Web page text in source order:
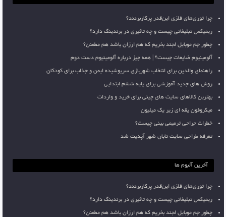
چرا توری‌های فلزی این‌قدر پرکاربردند؟
ریمیکس تبلیغاتی چیست و چه تاثیری در برندینگ دارد؟
چطور جم موبایل لجند بخریم که هم ارزان باشد هم مطمئن؟
آلومینیوم ضایعات چیست؟ | همه چیز درباره آلومینیوم دست دوم
راهنمای والدین برای انتخاب شهربازی سرپوشیده ایمن و جذاب برای کودکان
روش های جدید آموزشی برای پایه ششم ابتدایی
بهترین کالاهای سایت های چینی برای خرید و واردات
میکروفون یقه ای زیر یک میلیون
خطرات جراحی ترمیمی بینی چیست؟
تعرفه طراحی سایت تابان شهر آپدیت شد
آخرین آلبوم ها
چرا توری‌های فلزی این‌قدر پرکاربردند؟
ریمیکس تبلیغاتی چیست و چه تاثیری در برندینگ دارد؟
چطور جم موبایل لجند بخریم که هم ارزان باشد هم مطمئن؟